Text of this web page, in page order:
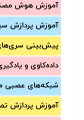
آموزش‌ هوش
آموزش‌ پردازش
پیش‌‌بینی
داده‌کاوی و
شبکه‌های عصبی
آموزش‌ پردازش